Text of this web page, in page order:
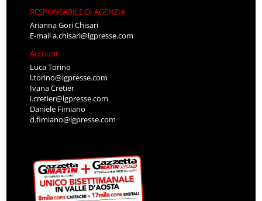
RESPONSABILE DI AGENZIA
Arianna Gori Chisari
E-maila.chisari@lgpresse.com
Account
Luca Torino
l.torino@lgpresse.com
Ivana Cretier
i.cretier@lgpresse.com
Daniele Fimiano
d.fimiano@lgpresse.com